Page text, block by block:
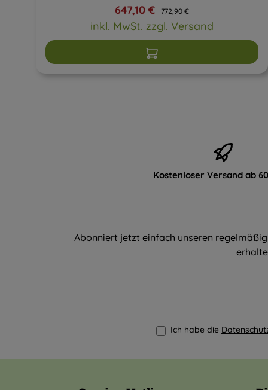
Verkaufspreis:
647,10 € Regulärer Preis:
772,90 €
inkl. MwSt. zzgl. Versand
In den Warenkorb
Kostenloser Versand ab
Abonniert jetzt einfach unseren
Ich habe die